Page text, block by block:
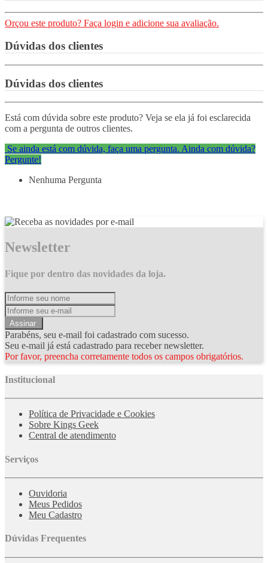
Orçou este produto? Faça login e adicione sua avaliação.
Dúvidas dos clientes
Dúvidas dos clientes
Está com dúvida sobre este produto? Veja se ela já foi esclarecida
com a pergunta de outros clientes.
Se ainda está com dúvida, faça uma pergunta. Ainda com dúvida?
Pergunte!
Nenhuma Pergunta
Newsletter
Fique por dentro das novidades da loja.
Assinar
Parabéns, seu e-mail foi cadastrado com sucesso.
Seu e-mail já está cadastrado para receber newsletter.
Por favor, preencha corretamente todos os campos obrigatórios.
Institucional
Política de Privacidade e Cookies
Sobre Kings Geek
Central de atendimento
Serviços
Ouvidoria
Meus Pedidos
Meu Cadastro
Dúvidas Frequentes